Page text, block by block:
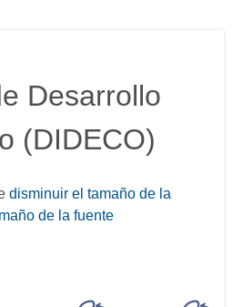
Desarrollo
(DIDECO)
disminuir el tamaño de la
de la fuente